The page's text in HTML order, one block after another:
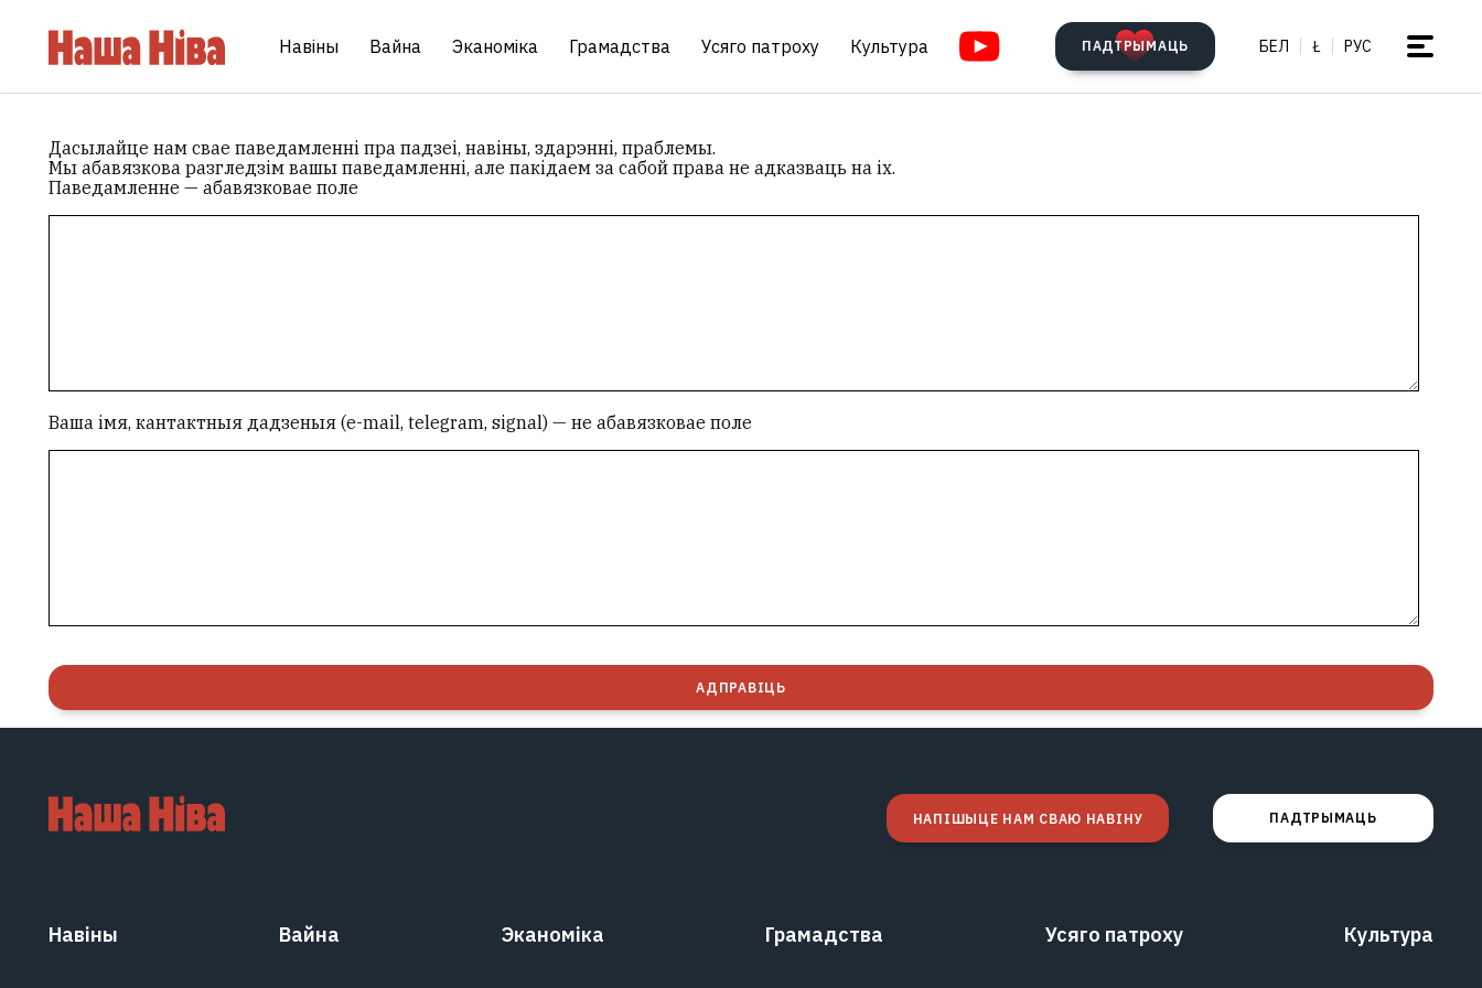
Навіны Вайна Эканоміка Грамадства Усяго патроху Культура ПАДТРЫМАЦЬ БЕЛ Ł РУС
Дасылайце нам свае паведамленні пра падзеі, навіны, здарэнні, праблемы.
Мы абавязкова разгледзім вашы паведамленні, але пакідаем за сабой права не адказваць на іх.
Паведамленне — абавязковае поле
Ваша імя, кантактныя дадзеныя (e-mail, telegram, signal) — не абавязковае поле
АДПРАВІЦЬ
НАПІШЫЦЕ НАМ СВАЮ НАВІНУ ПАДТРЫМАЦЬ
Навіны Вайна Эканоміка Грамадства Усяго патроху Культура